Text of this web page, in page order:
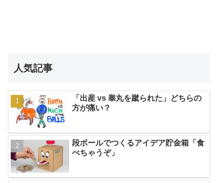
人気記事
「出産 vs 睾丸を蹴られた」どちらの
方が痛い？
段ボールでつくるアイデア貯金箱「食
べちゃうぞ」